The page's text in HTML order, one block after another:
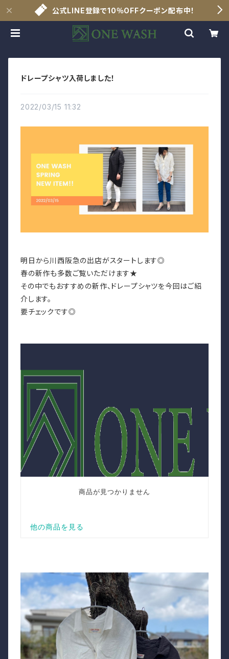
公式LINE登録で10％OFFクーポン配布中！
ドレープシャツ入荷しました！
2022/03/15 11:32
明日から川西阪急の出店がスタートします◎
春の新作も多数ご覧いただけます★
その中でもおすすめの新作、ドレープシャツを今回はご紹
介します。
要チェックです◎